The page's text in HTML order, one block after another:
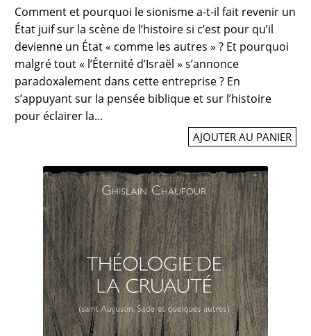
Comment et pourquoi le sionisme a-t-il fait revenir un
État juif sur la scène de l’histoire si c’est pour qu’il
devienne un État « comme les autres » ? Et pourquoi
malgré tout « l’Éternité d’Israël » s’annonce
paradoxalement dans cette entreprise ? En
s’appuyant sur la pensée biblique et sur l’histoire
pour éclairer la...
AJOUTER AU PANIER